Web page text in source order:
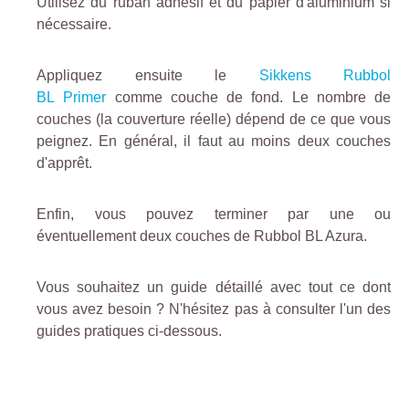
nécessaire.
Appliquez ensuite le Sikkens Rubbol
BL Primer comme couche de fond. Le nombre de
couches (la couverture réelle) dépend de ce que vous
peignez. En général, il faut au moins deux couches
d'apprêt.
Enfin, vous pouvez terminer par une ou
éventuellement deux couches de Rubbol BL Azura.
Vous souhaitez un guide détaillé avec tout ce dont
vous avez besoin ? N'hésitez pas à consulter l'un des
guides pratiques ci-dessous.